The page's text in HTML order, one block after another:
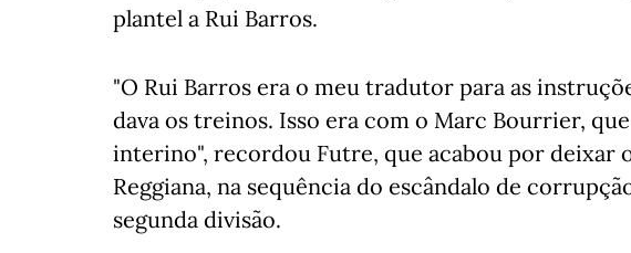
plantel a Rui Barros.
"O Rui Barros era o meu tradutor para as
dava os treinos. Isso era com o Marc Bourrier,
interino", recordou Futre, que acabou por deixar
Reggiana, na sequência do escândalo de
segunda divisão.